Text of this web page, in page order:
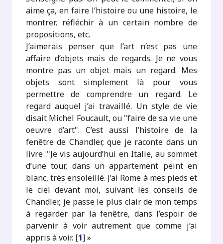
aime ça, en faire l’histoire ou une histoire, le
montrer, réfléchir à un certain nombre de
propositions, etc.
J’aimerais penser que l’art n’est pas une
affaire d’objets mais de regards. Je ne vous
montre pas un objet mais un regard. Mes
objets sont simplement là pour vous
permettre de comprendre un regard. Le
regard auquel j’ai travaillé. Un style de vie
disait Michel Foucault, ou "faire de sa vie une
oeuvre d’art". C’est aussi l’histoire de la
fenêtre de Chandler, que je raconte dans un
livre :"Je vis aujourd’hui en Italie, au sommet
d’une tour, dans un appartement peint en
blanc, très ensoleillé. J’ai Rome à mes pieds et
le ciel devant moi, suivant les conseils de
Chandler, je passe le plus clair de mon temps
à regarder par la fenêtre, dans l’espoir de
parvenir à voir autrement que comme j’ai
appris à voir. [1]»